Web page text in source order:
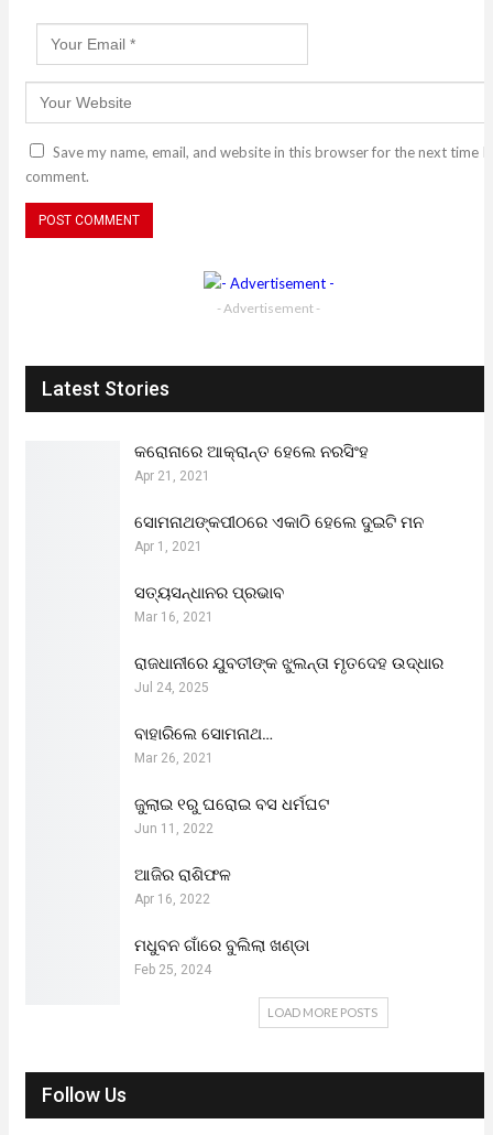
Save my name, email, and website in this browser for the next time I
comment.
- Advertisement -
Latest Stories
କରୋନାରେ ଆକ୍ରାନ୍ତ ହେଲେ ନରସିଂହ
Apr 21, 2021
ସୋମନାଥଙ୍କପୀଠରେ ଏକାଠି ହେଲେ ଦୁଇଟି ମନ
Apr 1, 2021
ସତ୍ୟସନ୍ଧାନର ପ୍ରଭାବ
Mar 16, 2021
ରାଜଧାନୀରେ ଯୁବତୀଙ୍କ ଝୁଲନ୍ତା ମୃତଦେହ ଉଦ୍ଧାର
Jul 24, 2025
ବାହାରିଲେ ସୋମନାଥ…
Mar 26, 2021
ଜୁଲାଇ ୧ରୁ ଘରୋଇ ବସ ଧର୍ମଘଟ
Jun 11, 2022
ଆଜିର ରାଶିଫଳ
Apr 16, 2022
ମଧୁବନ ଗାଁରେ ବୁଲିଲା ଖଣ୍ଡା
Feb 25, 2024
LOAD MORE POSTS
Follow Us